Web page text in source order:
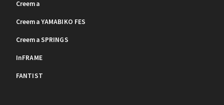
Creema
Creema YAMABIKO FES
Creema SPRINGS
InFRAME
FANTIST